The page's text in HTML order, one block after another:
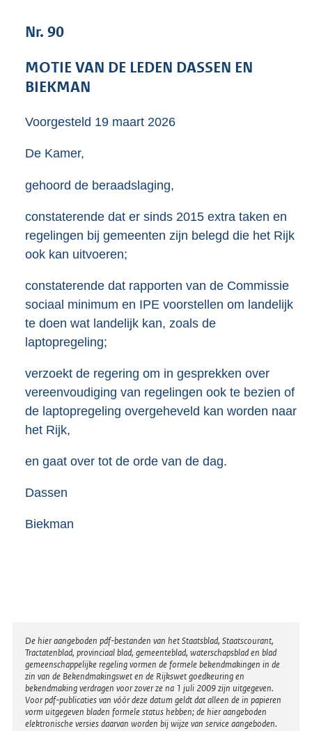
K
Nr. 90
MOTIE VAN DE LEDEN DASSEN EN
BIEKMAN
Voorgesteld 19 maart 2026
De Kamer,
gehoord de beraadslaging,
constaterende dat er sinds 2015 extra taken en
regelingen bij gemeenten zijn belegd die het Rijk
ook kan uitvoeren;
constaterende dat rapporten van de Commissie
sociaal minimum en IPE voorstellen om landelijk
te doen wat landelijk kan, zoals de
laptopregeling;
verzoekt de regering om in gesprekken over
vereenvoudiging van regelingen ook te bezien of
de laptopregeling overgeheveld kan worden naar
het Rijk,
en gaat over tot de orde van de dag.
Dassen
Biekman
Disclaimer
De hier aangeboden pdf-bestanden van het Staatsblad, Staatscourant,
Tractatenblad, provinciaal blad, gemeenteblad, waterschapsblad en blad
gemeenschappelijke regeling vormen de formele bekendmakingen in de
zin van de Bekendmakingswet en de Rijkswet goedkeuring en
bekendmaking verdragen voor zover ze na 1 juli 2009 zijn uitgegeven.
Voor pdf-publicaties van vóór deze datum geldt dat alleen de in papieren
vorm uitgegeven bladen formele status hebben; de hier aangeboden
elektronische versies daarvan worden bij wijze van service aangeboden.